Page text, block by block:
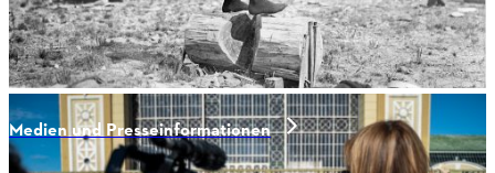
Medien und Presseinformationen